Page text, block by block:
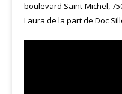
boulevard Saint-Michel,
Laura de la part de Doc